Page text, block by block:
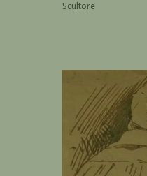
Scultore